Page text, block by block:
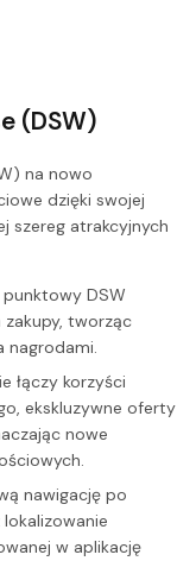
(DSW)
na nowo
dzięki swojej
szereg atrakcyjnych
DSW
tworząc
nagrodami.
łączy korzyści
ekskluzywne oferty
nowe
nawigację po
w aplikację